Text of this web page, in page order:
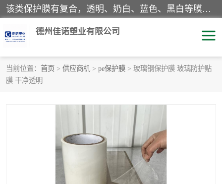
该类保护膜有复合，透明、奶白、蓝色、黑白等膜型。特高粘，高粘，中高粘，中粘，中低粘，低粘等。对于不同的粘力要求有相应的产品相适配。无胶渍残留污染。在较宽的收卷幅度下平整无皱纹，收卷长度大，利于机械化及自动化施工粘贴。为您的产品提供的表面保护解决方案。 产品广泛适用于：铝材、不锈钢、金属、塑料、电子、家电、家具、玻璃、化工材料、装饰材料等。
德州佳诺塑业有限公司
当前位置： 首页 > 供应商机 > pe保护膜 > 玻璃钢保护膜 玻璃防护贴
膜 干净透明
pe保护膜
家具保护膜
透明保护膜
乳白保护膜